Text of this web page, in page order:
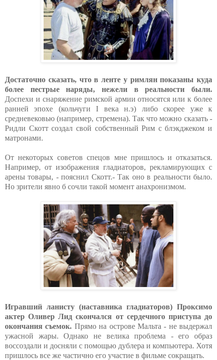
Достаточно сказать, что в ленте у римлян показаны куда
более пестрые наряды, нежели в реальности были.
Доспехи и снаряжение римской армии относятся или к более
ранней эпохе (кольчуги I века н.э) либо скорее уже к
средневековью (например, стремена). Так что можно сказать -
Ридли Скотт создал свой собственный Рим с блэкджеком и
матронами.
От некоторых советов спецов мне пришлось и отказаться.
Например, от изображения гладиаторов, рекламирующих с
арены товары, - пояснил Скотт.- Так оно в реальности было.
Но зрители явно б сочли такой момент анахронизмом.
Игравший ланисту (наставника гладиаторов) Проксимо
актер Оливер Лид скончался от сердечного приступа до
окончания съемок. Прямо на острове Мальта - не выдержал
ужасной жары. Однако не велика проблема - его образ
воссоздали и досняли с помощью дублера и компьютера. Хотя
пришлось все же частично его участие в фильме сокращать.